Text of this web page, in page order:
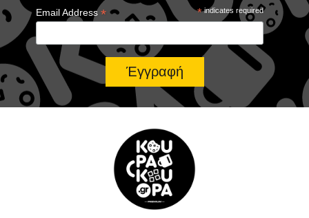
*indicates required
Email Address*